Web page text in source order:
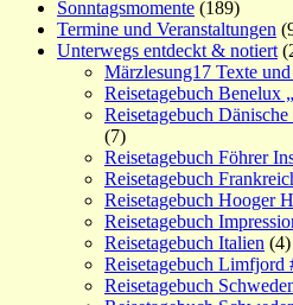
Sonntagsmomente (189)
Termine und Veranstaltungen
Unterwegs entdeckt & notiert
Märzlesung17 Texte
Reisetagebuch Benelux
Reisetagebuch
(7)
Reisetagebuch Föhrer
Reisetagebuch
Reisetagebuch Hooger
Reisetagebuch
Reisetagebuch Italien (4)
Reisetagebuch Limfjord
Reisetagebuch